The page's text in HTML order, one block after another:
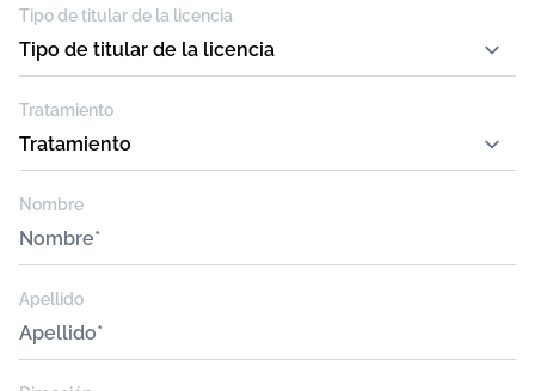
Tipo de titular de la licencia
Tratamiento
Nombre
Apellido